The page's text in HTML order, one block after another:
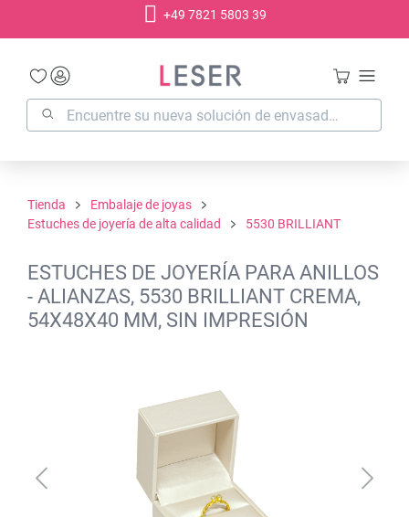
+49 7821 5803 39
Tienda
Embalaje de joyas
Estuches de joyería de alta calidad
5530 BRILLIANT
ESTUCHES DE JOYERÍA PARA ANILLOS
- ALIANZAS, 5530 BRILLIANT CREMA,
54X48X40 MM, SIN IMPRESIÓN